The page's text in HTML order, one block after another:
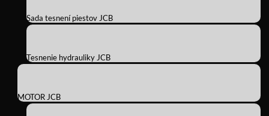
Sada tesnení piestov JCB
Tesnenie hydrauliky JCB
MOTOR JCB